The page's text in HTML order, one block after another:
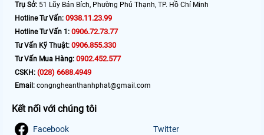
Trụ Sở: 51 Lũy Bán Bích, Phường Phú Thạnh, TP. Hồ Chí Minh
Hotline Tư Vấn: 0938.11.23.99
Hotline Tư Vấn 1: 0906.72.73.77
Tư Vấn Kỹ Thuật: 0906.855.330
Tư Vấn Mua Hàng: 0902.452.577
CSKH: (028) 6688.4949
Email: congngheanthanhphat@gmail.com
Kết nối với chúng tôi
Facebook Twitter